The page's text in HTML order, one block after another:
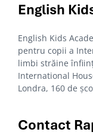
English
English Kids
pentru copii a
limbi străine
International
Londra, 160 de
Contact